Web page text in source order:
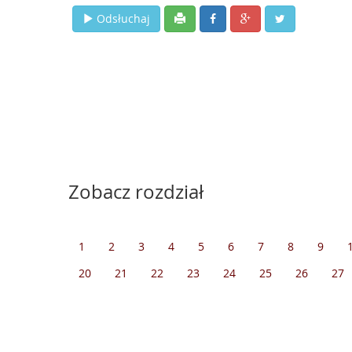
Odsłuchaj
Zobacz rozdział
1 2 3 4 5 6 7 8 9
20
21 22 23 24 25 26 27